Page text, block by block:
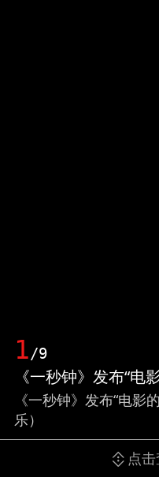
1/9
《一秒钟》发布“电
《一秒钟》发布“电影
乐）
点